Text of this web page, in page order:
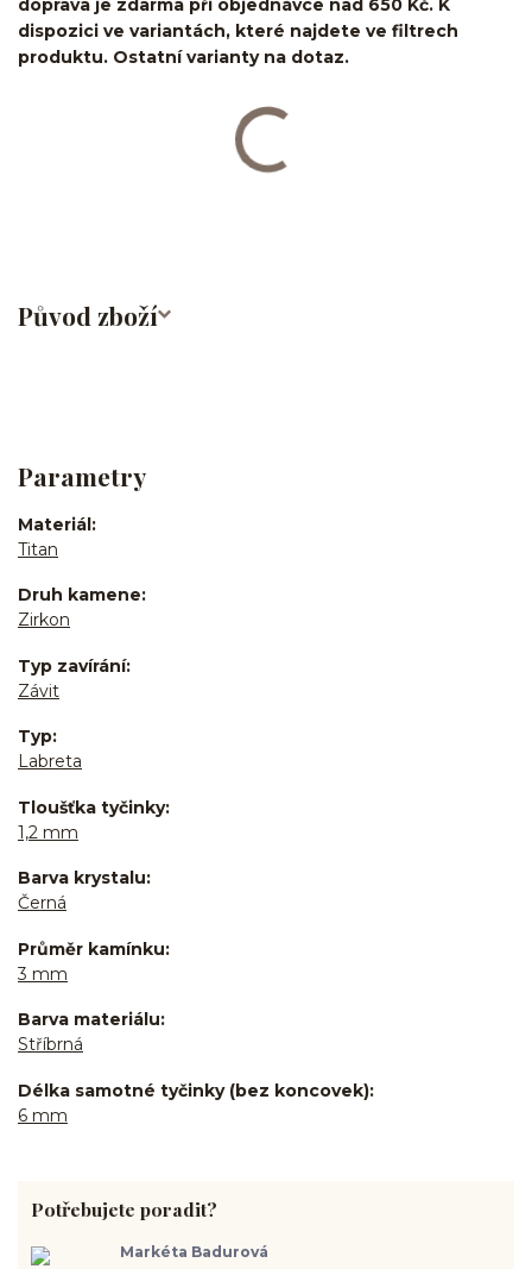
dispozici ve variantách, které najdete ve filtrech
produktu. Ostatní varianty na dotaz.
lalůček/helix/tragus/conch/forward helix/flat/do nosu/nostril/do
rtů/lower labret/madonna/angel bites/snake bites/spider of viper
Původ zboží
Parametry
Materiál
Titan
Druh kamene
Zirkon
Typ zavírání
Závit
Typ
Labreta
Tloušťka tyčinky
1,2 mm
Barva krystalu
Černá
Průměr kamínku
3 mm
Barva materiálu
Stříbrná
Délka samotné tyčinky (bez koncovek)
6 mm
Potřebujete poradit?
Markéta Badurová